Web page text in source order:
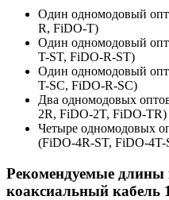
Один одномодовый
R, FiDO-T)
Один одномодовый
T-ST, FiDO-R-ST)
Один одномодовый
T-SC, FiDO-R-SC)
Два одномодовых
2R, FiDO-2T, FiDO-TR)
Четыре одномодовых
(FiDO-4R-ST, FiDO-4T-
Рекомендуемые длины
коаксиальный кабель